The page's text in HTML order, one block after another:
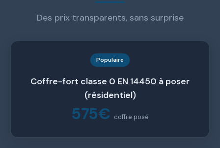
Des prix transparents, sans surprise
Populaire
Coffre-fort classe 0 EN 14450 à poser
(résidentiel)
575€ coffre posé